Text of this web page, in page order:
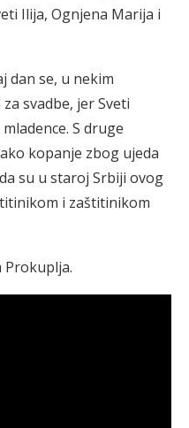
Ilija, Ognjena Marija i
dan se, u nekim
svadbe, jer Sveti
S druge
kopanje zbog ujeda
su u staroj Srbiji ovog
i zaštitinikom
Prokuplja.